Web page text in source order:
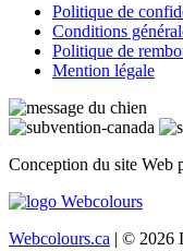
Politique de
Conditions
Politique de
Mention légale
Conception du site Web
Webcolours.ca | © 2026